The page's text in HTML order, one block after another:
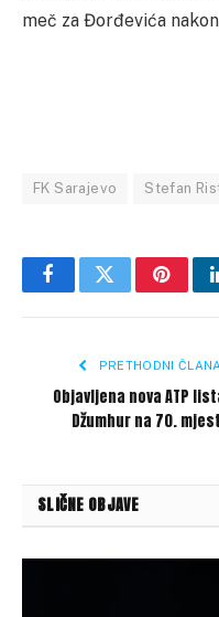
meč za Đorđevića
FK Sarajevo Stefan
FacebookTwitter
PRETHODNI
Objavljena nova ATP
Džumhur na 70.
SLIČNE OBJAVE